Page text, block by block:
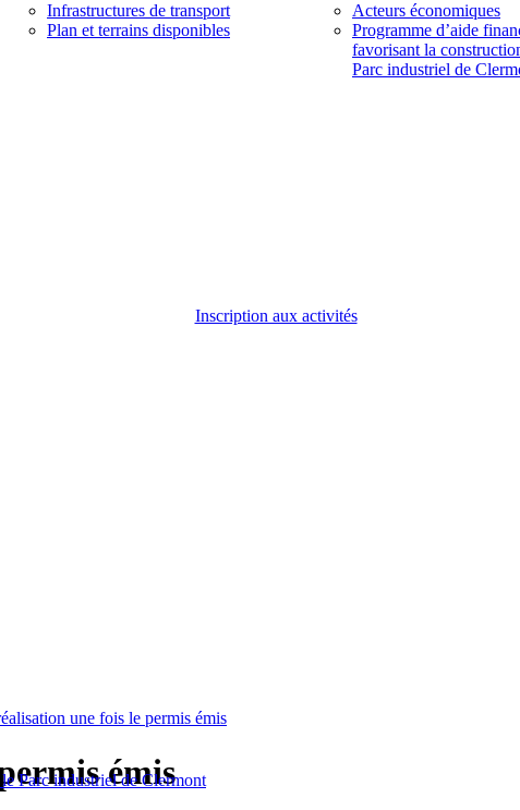
Parc industriel de Clermont
Infrastructures de transport
Plan et terrains disponibles
Acteurs économiques
Programme d’aide
favorisant la
Parc industriel de
Inscription aux activités
une fois le permis émis
émis